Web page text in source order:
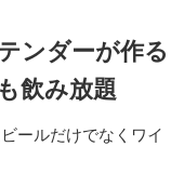
ンダーが作る
飲み放題
ールだけでなくワイ